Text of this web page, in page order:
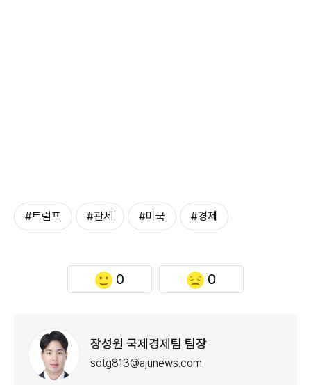
#트럼프 #관세 #미국 #경제
0 0
장성원 국제경제팀 팀장
sotg813@ajunews.com